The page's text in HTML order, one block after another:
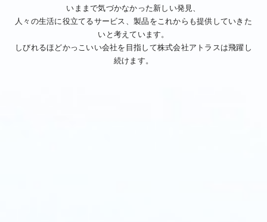
いままで気づかなかった新しい発見、
人々の生活に役立てるサービス、製品をこれからも提供していきた
いと考えています。
しびれるほどかっこいい会社を目指して株式会社アトラスは飛躍し
続けます。